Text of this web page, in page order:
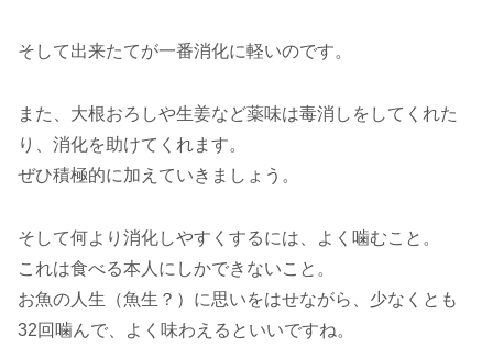
そして出来たてが一番消化に軽いのです。
また、大根おろしや生姜など薬味は毒消しをしてくれた
り、消化を助けてくれます。
ぜひ積極的に加えていきましょう。
そして何より消化しやすくするには、よく噛むこと。
これは食べる本人にしかできないこと。
お魚の人生（魚生？）に思いをはせながら、少なくとも
32回噛んで、よく味わえるといいですね。